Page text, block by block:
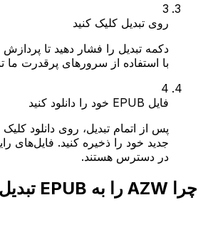
3
روی تبدیل کلیک کنید
دکمه تبدیل را فشار دهید تا
با استفاده از سرورهای پرقدرت ما
4
فایل EPUB خود را دانلود کنید
در دسترس هستند.
چرا AZW را به EPUB تبدیل کنیم؟